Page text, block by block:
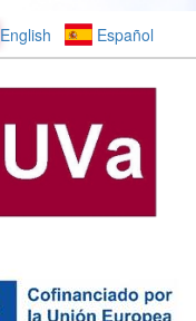
English Español